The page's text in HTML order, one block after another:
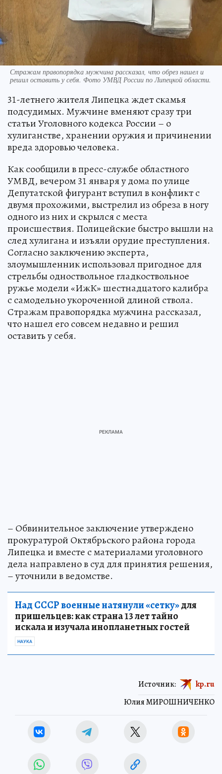
Стражам правопорядка мужчина рассказал, что обрез нашел и
решил оставить у себя. Фото УМВД России по Липецкой области.
31-летнего жителя Липецка ждет скамья
подсудимых. Мужчине вменяют сразу три
статьи Уголовного кодекса России – о
хулиганстве, хранении оружия и причинении
вреда здоровью человека.
Как сообщили в пресс-службе областного
УМВД, вечером 31 января у дома по улице
Депутатской фигурант вступил в конфликт с
двумя прохожими, выстрелил из обреза в ногу
одного из них и скрылся с места
происшествия. Полицейские быстро вышли на
след хулигана и изъяли орудие преступления.
Согласно заключению эксперта,
злоумышленник использовал пригодное для
стрельбы одноствольное гладкоствольное
ружье модели «ИжК» шестнадцатого калибра
с самодельно укороченной длиной ствола.
Стражам правопорядка мужчина рассказал,
что нашел его совсем недавно и решил
оставить у себя.
– Обвинительное заключение утверждено
прокуратурой Октябрьского района города
Липецка и вместе с материалами уголовного
дела направлено в суд для принятия решения,
– уточнили в ведомстве.
Над СССР военные натянули «сетку»для
пришельцев: как страна 13 лет тайно
искала и изучала инопланетных гостей
НАУКА
Юлия МИРОШНИЧЕНКО
Источник: kp.ru